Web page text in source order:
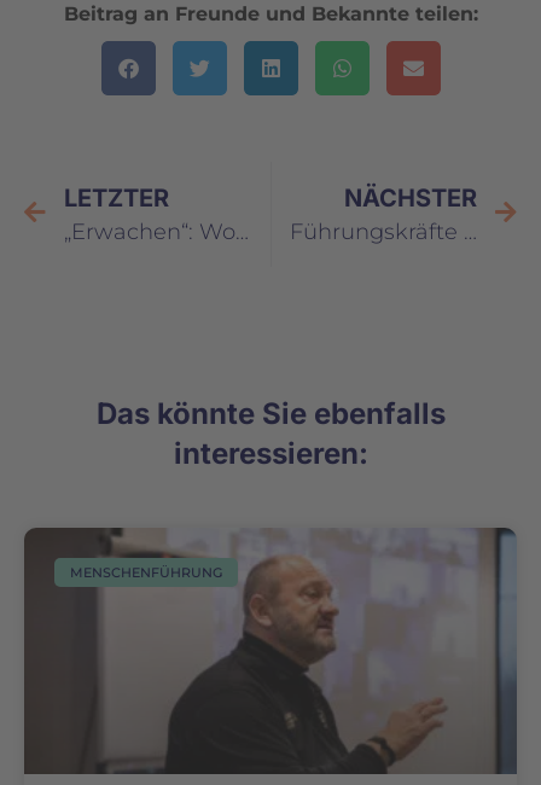
Beitrag an Freunde und Bekannte teilen:
LETZTER
„Erwachen“: Worte und Menschen einordnen
NÄCHSTER
Führungskräfte müssen Ihre Mitarbeiter motivieren
Das könnte Sie ebenfalls
interessieren:
MENSCHENFÜHRUNG